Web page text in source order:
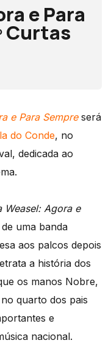
e Para
Curtas
e Para Sempreserá
do Conde, no
dedicada ao
Weasel: Agora e
uma banda
aos palcos depois
a história dos
os manos Nobre,
quarto dos pais
e
nacional.